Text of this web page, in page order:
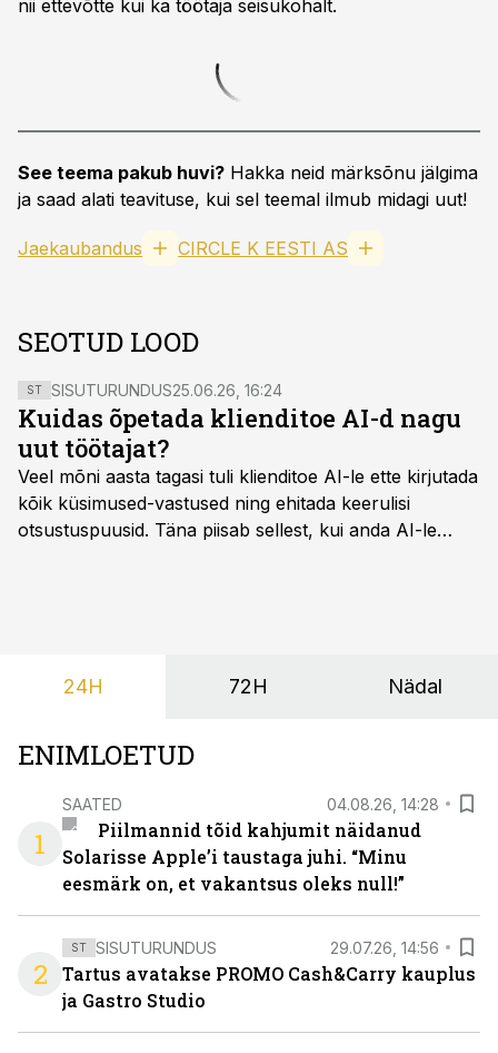
nii ettevõtte kui ka töötaja seisukohalt.
See teema pakub huvi? Hakka neid märksõnu jälgima
ja saad alati teavituse, kui sel teemal ilmub midagi uut!
Jaekaubandus CIRCLE K EESTI AS
SEOTUD LOOD
ST SISUTURUNDUS25.06.26, 16:24
Kuidas õpetada klienditoe AI-d nagu
uut töötajat?
Veel mõni aasta tagasi tuli klienditoe AI-le ette kirjutada
kõik küsimused-vastused ning ehitada keerulisi
otsustuspuusid. Täna piisab sellest, kui anda AI-le
24H 72H Nädal
ENIMLOETUD
1
SAATED 04.08.26, 14:28
Piilmannid tõid kahjumit näidanud
Solarisse Apple’i taustaga juhi. “Minu
eesmärk on, et vakantsus oleks null!”
2
ST SISUTURUNDUS 29.07.26, 14:56
Tartus avatakse PROMO Cash&Carry kauplus
ja Gastro Studio